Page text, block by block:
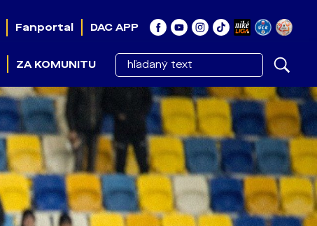
Fanportal DAC APP
ZA KOMUNITU